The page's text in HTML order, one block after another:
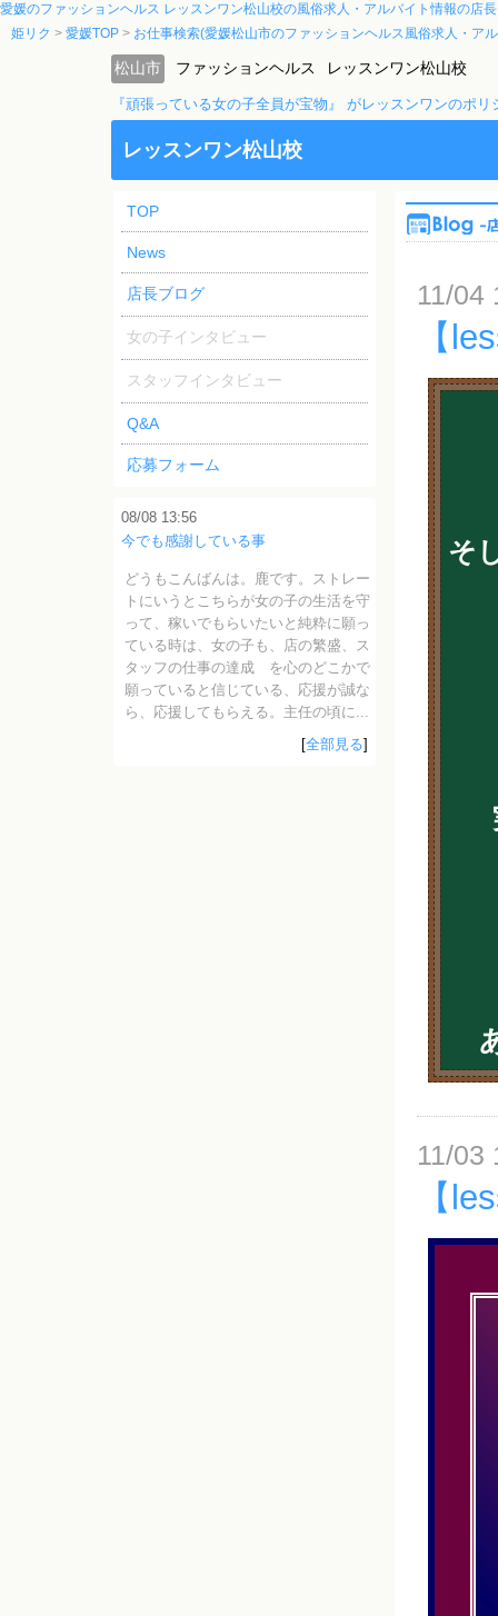
愛媛のファッションヘルス レッスンワン松山校の風俗求人・アルバイト情報の店
姫リク
愛媛TOP お仕事検索(愛媛松山市のファッションヘルス風俗求人・ア
松山市 ファッションヘルス レッスンワン松山校
『頑張っている女の子全員が宝物』 がレッスンワンのポリ
レッスンワン松山校
TOP
News
店長ブログ
女の子インタビュー
スタッフインタビュー
Q&A
応募フォーム
08/08 13:56
今でも感謝している事
どうもこんばんは。鹿です。ストレー
トにいうとこちらが女の子の生活を守
って、稼いでもらいたいと純粋に願っ
ている時は、女の子も、店の繁盛、ス
タッフの仕事の達成 を心のどこかで
願っていると信じている、応援が誠な
ら、応援してもらえる。主任の頃に...
[全部見る]
11/04
【
そ
11/03
【